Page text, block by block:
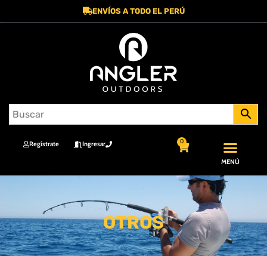
ENVÍOS A TODO EL PERÚ
Regístrate Ingresar 0
MENÚ
OTROS